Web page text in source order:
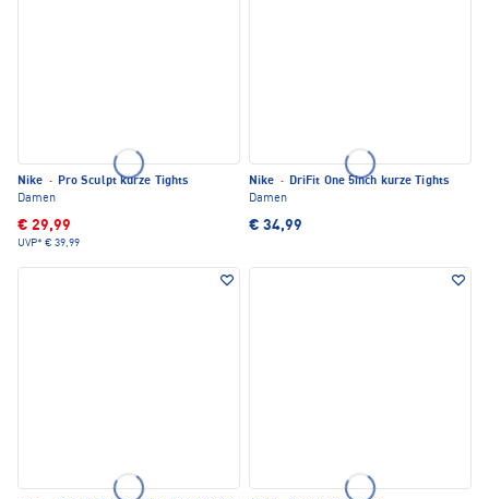
Nike · Pro Sculpt kurze Tights
Damen
€ 29,99
UVP* € 39,99
Nike · DriFit One 5inch kurze Tights
Damen
€ 34,99